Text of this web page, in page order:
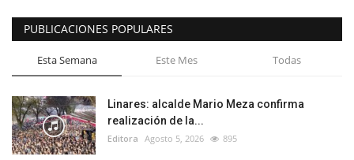
PUBLICACIONES POPULARES
Esta Semana Este Mes Todas
Linares: alcalde Mario Meza confirma
realización de la...
Editora Agosto 5, 2026 895